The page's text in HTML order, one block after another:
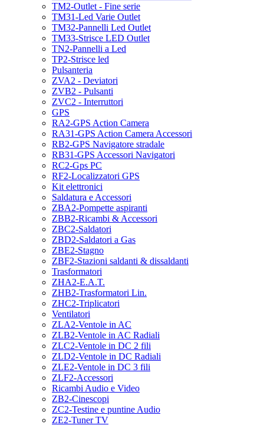
TM2-Outlet - Fine serie
TM31-Led Varie Outlet
TM32-Pannelli Led Outlet
TM33-Strisce LED Outlet
TN2-Pannelli a Led
TP2-Strisce led
Pulsanteria
ZVA2 - Deviatori
ZVB2 - Pulsanti
ZVC2 - Interruttori
GPS
RA2-GPS Action Camera
RA31-GPS Action Camera Accessori
RB2-GPS Navigatore stradale
RB31-GPS Accessori Navigatori
RC2-Gps PC
RF2-Localizzatori GPS
Kit elettronici
Saldatura e Accessori
ZBA2-Pompette aspiranti
ZBB2-Ricambi & Accessori
ZBC2-Saldatori
ZBD2-Saldatori a Gas
ZBE2-Stagno
ZBF2-Stazioni saldanti & dissaldanti
Trasformatori
ZHA2-E.A.T.
ZHB2-Trasformatori Lin.
ZHC2-Triplicatori
Ventilatori
ZLA2-Ventole in AC
ZLB2-Ventole in AC Radiali
ZLC2-Ventole in DC 2 fili
ZLD2-Ventole in DC Radiali
ZLE2-Ventole in DC 3 fili
ZLF2-Accessori
Ricambi Audio e Video
ZB2-Cinescopi
ZC2-Testine e puntine Audio
ZE2-Tuner TV